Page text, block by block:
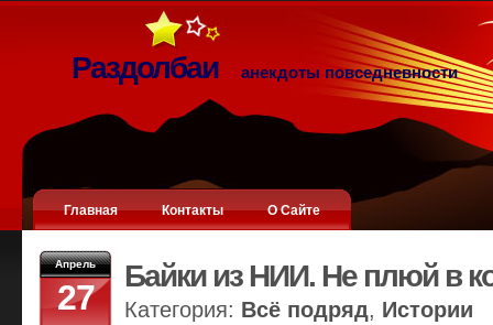
Раздолбаи анекдоты повседневности
Главная Контакты О Сайте
Апрель
27
Байки из НИИ. Не плюй в
Категория: Всё подряд, Истории